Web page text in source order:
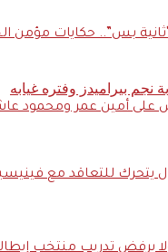
بس”.. حكايات مؤمن
على أمين عمر ومحمود
يتحرك للتعاقد مع
يرفض تدريب منتخب